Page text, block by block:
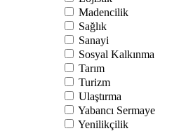
Madencilik
Sağlık
Sanayi
Sosyal Kalkınma
Tarım
Turizm
Ulaştırma
Yabancı Sermaye
Yenilikçilik